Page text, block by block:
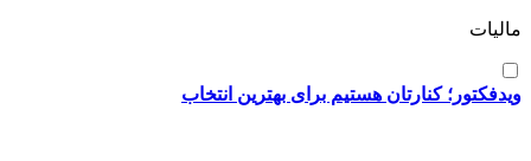
مالیات
ویدفکتور؛ کنارتان هستیم برای بهترین انتخاب